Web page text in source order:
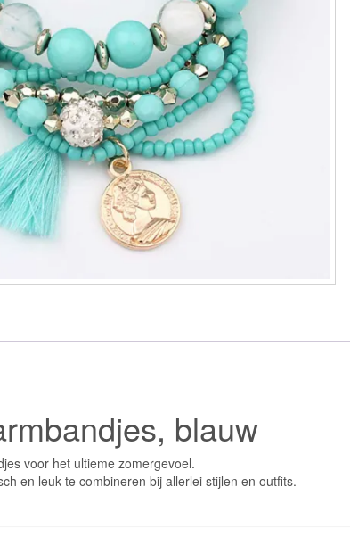
blauw
voor het ultieme zomergevoel.
en leuk te combineren bij allerlei stijlen en outfits.